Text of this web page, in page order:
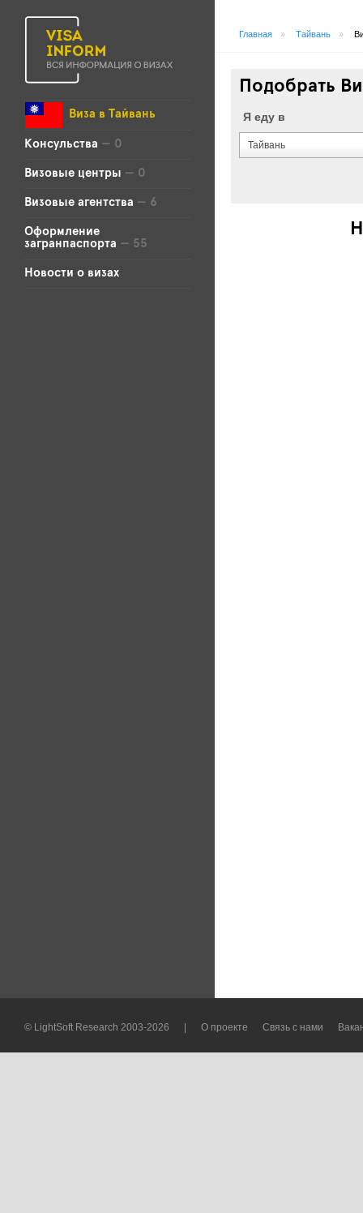
Виза в Тайвань
Консульства — 0
Визовые центры — 0
Визовые агентства — 6
Оформление
загранпаспорта — 55
Новости о визах
Главная » Тайвань »
Подобрать
Я еду в
Тайвань
© LightSoft Research 2003-2026 О проекте Связь с нами